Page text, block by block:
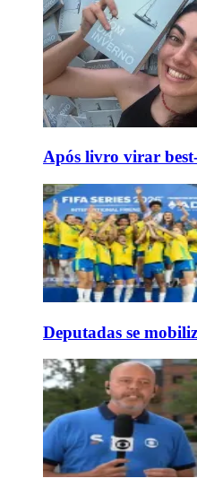
Após livro virar
Deputadas se